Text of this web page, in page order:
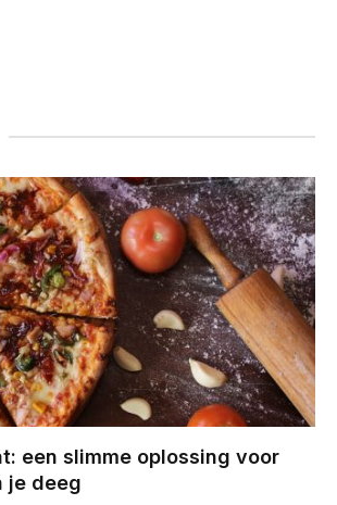
een slimme oplossing voor
je deeg